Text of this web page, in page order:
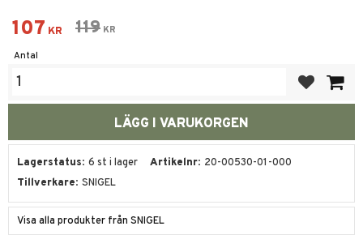
Nedsatt pris:
107 KR Ordinarie pris:
119 KR
Antal
Lagerstatus 6 st i lager Artikelnr 20-00530-01-000
Tillverkare SNIGEL
Visa alla produkter från SNIGEL